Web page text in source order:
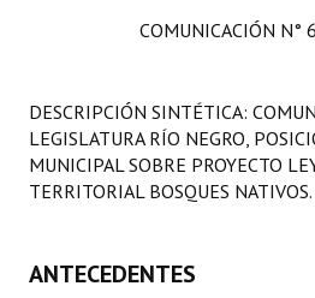
Comisiones Especiales
Programas
LEGISLACIÓN
COMUNICACIÓN N°
DESCRIPCIÓN SINTÉTICA:
LEGISLATURA RÍO NEGRO,
MUNICIPAL SOBRE PROYECTO
TERRITORIAL BOSQUES NATIVOS.
ANTECEDENTES